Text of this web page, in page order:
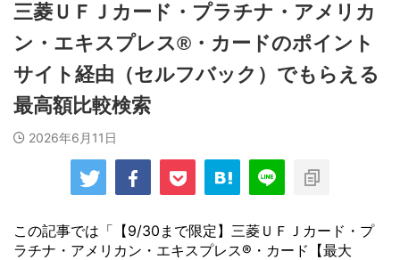
三菱ＵＦＪカード・プラチナ・アメリカ
ン・エキスプレス®・カードのポイント
サイト経由（セルフバック）でもらえる
最高額比較検索
2026年6月11日
この記事では「【9/30まで限定】三菱ＵＦＪカード・プ
ラチナ・アメリカン・エキスプレス®・カード【最大